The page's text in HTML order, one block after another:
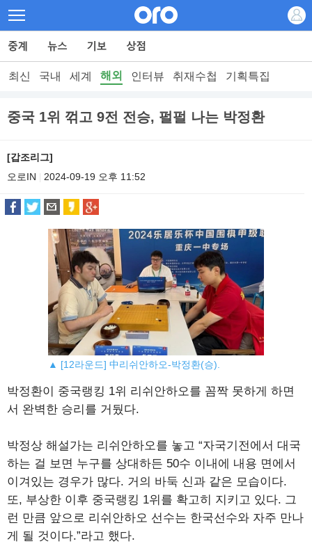
최신 국내 세계 해외 인터뷰 취재수첩 기획특집
중국 1위 꺾고 9전 전승, 펄펄 나는 박정환
[갑조리그]
오로IN
2024-09-19 오후 11:52
▲ [12라운드] 中리쉬안하오-박정환(승).
박정환이 중국랭킹 1위 리쉬안하오를 꼼짝 못하게 하면
서 완벽한 승리를 거뒀다.
박정상 해설가는 리쉬안하오를 놓고 “자국기전에서 대국
하는 걸 보면 누구를 상대하든 50수 이내에 내용 면에서
이겨있는 경우가 많다. 거의 바둑 신과 같은 모습이다.
또, 부상한 이후 중국랭킹 1위를 확고히 지키고 있다. 그
런 만큼 앞으로 리쉬안하오 선수는 한국선수와 자주 만나
게 될 것이다.”라고 했다.